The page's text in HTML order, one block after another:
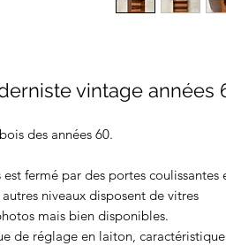
vintage années
des années 60.
fermé par des portes coulissantes
niveaux disposent de vitres
mais bien disponibles.
de réglage en laiton,